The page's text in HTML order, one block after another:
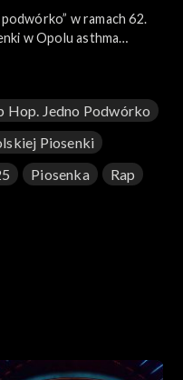
w ramach 62.
w Opolu asthma
Hop. Jedno Podwórko
Piosenki
Piosenka Rap